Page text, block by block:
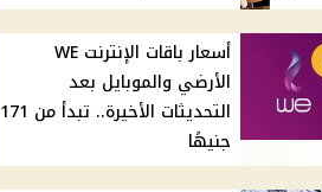
أسعار باقات الإنترنت WE
الأرضي والموبايل بعد
التحديثات الأخيرة.. تبدأ من 171
جنيهًا